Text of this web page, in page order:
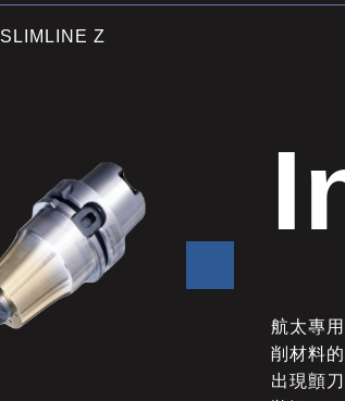
SLIMLINE Z
航太專
削材料
出現顫